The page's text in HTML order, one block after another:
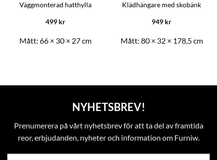
Väggmonterad hatthylla
499 kr
Mått: 66 × 30 × 27 cm
Klädhängare med skobänk
949 kr
Mått: 80 × 32 × 178,5 cm
NYHETSBREV!
Prenumerera på vårt nyhetsbrev för att ta del av framtida
reor, erbjudanden, nyheter och information om Furniw.